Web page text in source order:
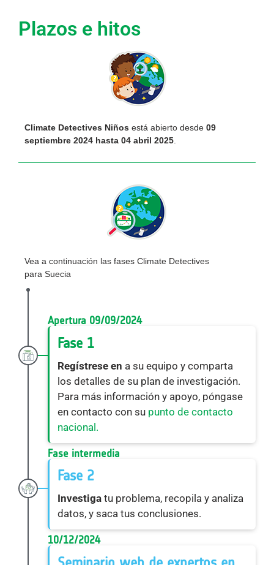
Plazos e hitos
Climate Detectives Niños está abierto desde 09
septiembre 2024 hasta 04 abril 2025.
Vea a continuación las fases Climate Detectives
para Suecia
Apertura 09/09/2024
Fase 1
Regístrese en a su equipo y comparta
los detalles de su plan de investigación.
Para más información y apoyo, póngase
en contacto con supunto de contacto
nacional.
Fase intermedia
Fase 2
Investiga tu problema, recopila y analiza
datos, y saca tus conclusiones.
10/12/2024